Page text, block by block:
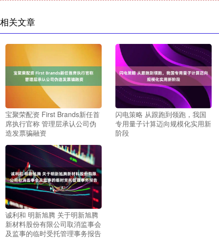
相关文章
宝聚荣配资 First Brands新任首
席执行官称 管理层承认公司伪
造发票骗融资
闪电策略 从跟跑到领跑，我国
专用量子计算迈向规模化实用新
阶段
诚利和 明新旭腾 关于明新旭腾
新材料股份有限公司取消监事会
及监事的临时受托管理事务报告